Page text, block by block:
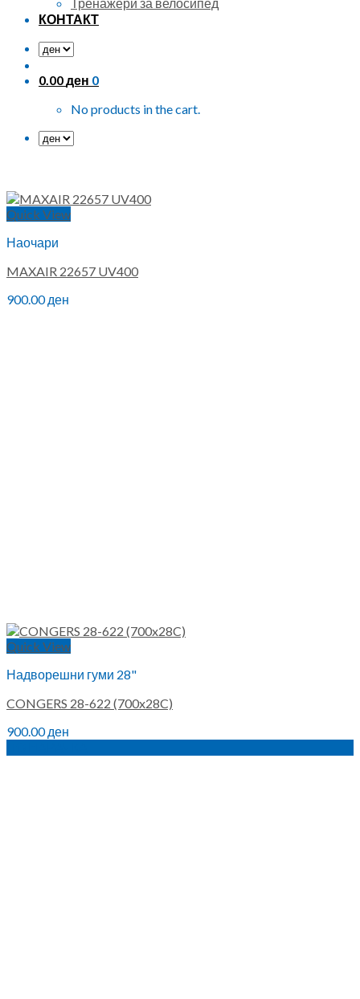
КОНТАКТ
0.00 ден 0
No products in the cart.
Quick View
Наочари
MAXAIR 22657 UV400
900.00ден
Quick View
Надворешни гуми 28"
CONGERS 28-622 (700x28C)
900.00ден